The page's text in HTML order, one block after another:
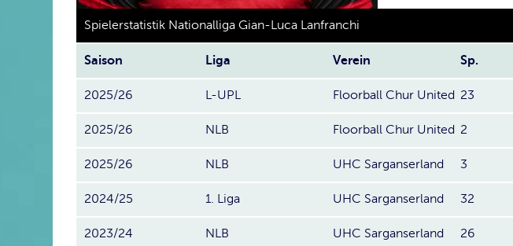
Spielerstatistik Nationalliga Gian-Luca Lanfranchi
Saison Liga Verein Sp.
2025/26 L-UPL Floorball Chur United 23
2025/26 NLB Floorball Chur United 2
2025/26 NLB UHC Sarganserland 3
2024/25 1. Liga UHC Sarganserland 32
2023/24 NLB UHC Sarganserland 26